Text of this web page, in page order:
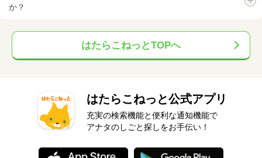
か？
はたらこねっとTOPへ
はたらこねっと公式アプリ
充実の検索機能と便利な通知機能で
アナタのしごと探しをお手伝い！